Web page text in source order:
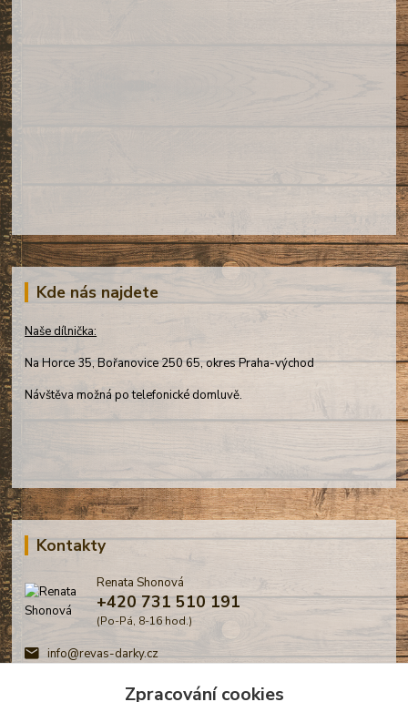
Kde nás najdete
Naše dílnička:
Na Horce 35, Bořanovice 250 65, okres Praha-východ
Návštěva možná po telefonické domluvě.
Kontakty
Renata Shonová
+420 731 510 191
(Po-Pá, 8-16 hod.)
info@revas-darky.cz
Zpracování cookies